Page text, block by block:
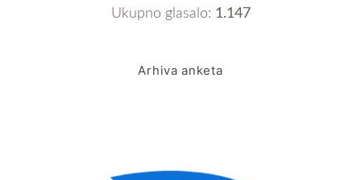
Ukupno glasalo: 1.147
Arhiva anketa